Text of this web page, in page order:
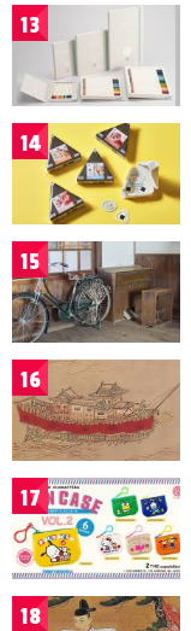
13
14
15
16
17
18